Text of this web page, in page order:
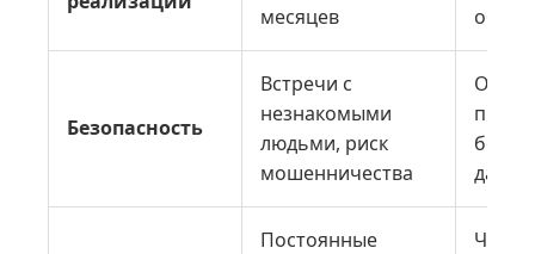
месяцев
Безопасность
Встречи с
незнакомыми
людьми, риск
мошенничества
Постоянные